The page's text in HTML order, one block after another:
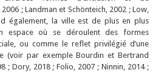
; Landman et Schönteich, 2002 ; Low,
également, la ville est de plus en plus
espace où se déroulent des formes
ou comme le reflet privilégié d’une
(voir par exemple Bourdin et Bertrand
; Dory, 2018 ; Folio, 2007 ; Ninnin, 2014 ;